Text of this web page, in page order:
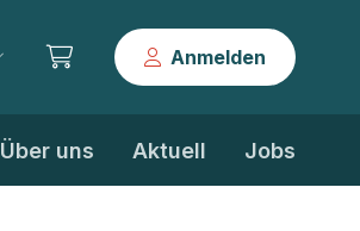
Anmelden
Über uns Aktuell Jobs